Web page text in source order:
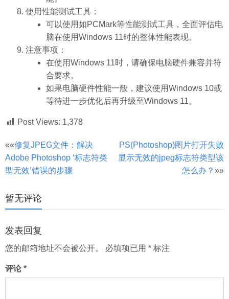
使用性能测试工具：
可以使用如PCMark等性能测试工具，全面评估电
脑在使用Windows 11时的整体性能表现。
注意事项：
在使用Windows 11时，请确保电脑硬件兼容并符
合要求。
如果电脑硬件性能一般，建议使用Windows 10或
等待进一步优化后再升级至Windows 11。
Post Views: 1,378
文
章
页
««修复JPEG文件：解决
Adobe Photoshop ‘标志符类
型无效’错误的步骤
PS(Photoshop)图片打开失败
显示无效的jpeg标志符类型该
怎么办？ »»
暂无评论
发表回复
您的邮箱地址不会被公开。 必填项已用 * 标注
评论*